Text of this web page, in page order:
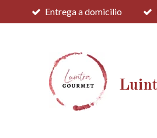
Entrega a domicilio